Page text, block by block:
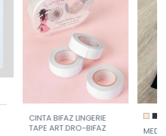
CINTA BIFAZ LINGERIE
TAPE ART.DRO-BIFAZ